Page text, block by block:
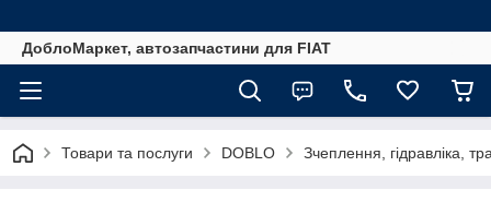
ДоблоМаркет, автозапчастини для FIAT
Товари та послуги DOBLO Зчеплення, гідравліка,